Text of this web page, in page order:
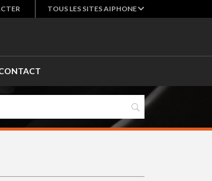
TOUS LES SITES AIPHONE